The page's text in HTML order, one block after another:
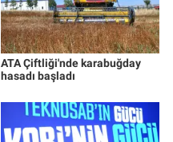
ATA Çiftliği'nde karabuğday
hasadı başladı